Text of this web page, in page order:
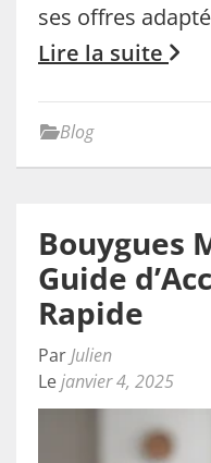
ses offres
Lire la suite
Blog
Bouygues
Guide
Rapide
ParJulien
Lejanvier 4, 2025